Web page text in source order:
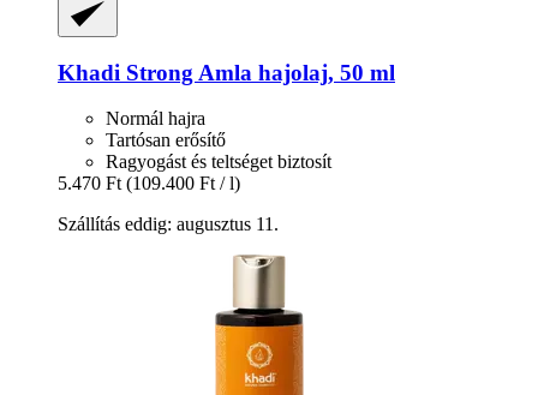
Khadi Strong Amla hajolaj, 50 ml
Normál hajra
Tartósan erősítő
Ragyogást és teltséget biztosít
5.470 Ft (109.400 Ft / l)
Szállítás eddig: augusztus 11.